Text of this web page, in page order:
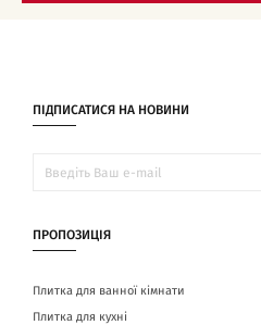
ПІДПИСАТИСЯ НА НОВИНИ
ПРОПОЗИЦІЯ
Плитка для ванної кімнати
Плитка для кухні